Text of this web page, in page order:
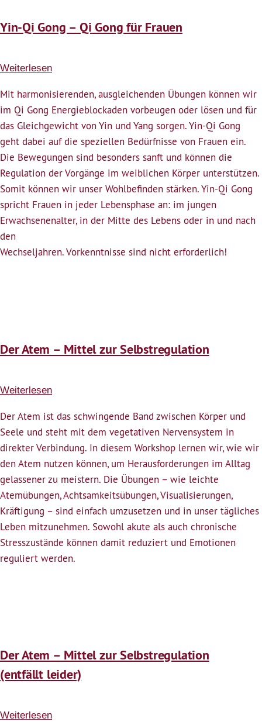
Yin-Qi Gong – Qi Gong für Frauen
Weiterlesen
Qi
Gong
–
Qi
Gong
für
Frauen
Mit harmonisierenden, ausgleichenden Übungen können wir
im Qi Gong Energieblockaden vorbeugen oder lösen und für
das Gleichgewicht von Yin und Yang sorgen. Yin-Qi Gong
geht dabei auf die speziellen Bedürfnisse von Frauen ein.
Die Bewegungen sind besonders sanft und können die
Regulation der Vorgänge im weiblichen Körper unterstützen.
Somit können wir unser Wohlbefinden stärken. Yin-Qi Gong
spricht Frauen in jeder Lebensphase an: im jungen
Erwachsenenalter, in der Mitte des Lebens oder in und nach
den
Wechseljahren. Vorkenntnisse sind nicht erforderlich!
Der Atem – Mittel zur Selbstregulation
Weiterlesen
Atem
–
Mittel
zur
Selbstregulation
Der Atem ist das schwingende Band zwischen Körper und
Seele und steht mit dem vegetativen Nervensystem in
direkter Verbindung. In diesem Workshop lernen wir, wie wir
den Atem nutzen können, um Herausforderungen im Alltag
gelassener zu meistern. Die Übungen – wie leichte
Atemübungen, Achtsamkeitsübungen, Visualisierungen,
Kräftigung – sind einfach umzusetzen und in unser tägliches
Leben mitzunehmen. Sowohl akute als auch chronische
Stresszustände können damit reduziert und Emotionen
reguliert werden.
Der Atem – Mittel zur Selbstregulation
(entfällt leider)
Weiterlesen